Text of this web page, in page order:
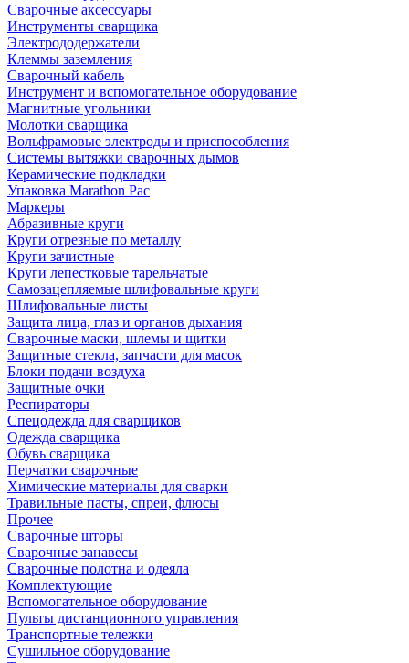
Сварочные аксессуары
Инструменты сварщика
Электрододержатели
Клеммы заземления
Сварочный кабель
Инструмент и вспомогательное оборудование
Магнитные угольники
Молотки сварщика
Вольфрамовые электроды и приспособления
Системы вытяжки сварочных дымов
Керамические подкладки
Упаковка Marathon Pac
Маркеры
Абразивные круги
Круги отрезные по металлу
Круги зачистные
Круги лепестковые тарельчатые
Самозацепляемые шлифовальные круги
Шлифовальные листы
Защита лица, глаз и органов дыхания
Сварочные маски, шлемы и щитки
Защитные стекла, запчасти для масок
Блоки подачи воздуха
Защитные очки
Респираторы
Спецодежда для сварщиков
Одежда сварщика
Обувь сварщика
Перчатки сварочные
Химические материалы для сварки
Травильные пасты, спреи, флюсы
Прочее
Сварочные шторы
Сварочные занавесы
Сварочные полотна и одеяла
Комплектующие
Вспомогательное оборудование
Пульты дистанционного управления
Транспортные тележки
Сушильное оборудование